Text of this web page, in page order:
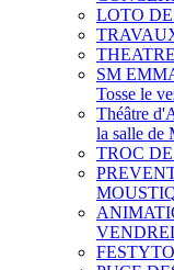
LOTO
SM
Tosse le
Théâtre
la salle de
TROC